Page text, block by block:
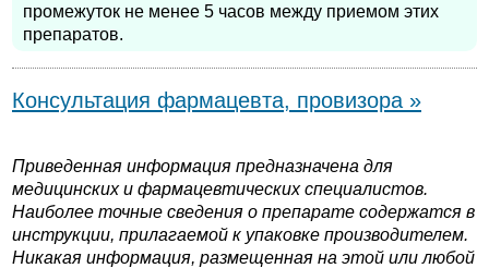
промежуток не менее 5 часов между приемом этих
препаратов.
Консультация фармацевта, провизора »
Приведенная информация предназначена для
медицинских и фармацевтических специалистов.
Наиболее точные сведения о препарате содержатся в
инструкции, прилагаемой к упаковке производителем.
Никакая информация, размещенная на этой или любой